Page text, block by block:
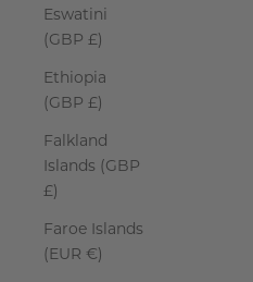
Eswatini
(GBP £)
Ethiopia
(GBP £)
Falkland
Islands (GBP
£)
Faroe Islands
(EUR €)